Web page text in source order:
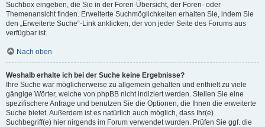
Suchbox eingeben, die Sie in der Foren-Übersicht, der Foren- oder
Themenansicht finden. Erweiterte Suchmöglichkeiten erhalten Sie, indem Sie
den „Erweiterte Suche“-Link anklicken, der von jeder Seite des Forums aus
verfügbar ist.
Nach oben
Weshalb erhalte ich bei der Suche keine Ergebnisse?
Ihre Suche war möglicherweise zu allgemein gehalten und enthielt zu viele
gängige Wörter, welche von phpBB nicht indiziert werden. Stellen Sie eine
spezifischere Anfrage und benutzen Sie die Optionen, die Ihnen die erweiterte
Suche bietet. Außerdem ist es natürlich auch möglich, dass Ihr(e)
Suchbegriff(e) hier nirgends im Forum verwendet wurden. Prüfen Sie ggf. die